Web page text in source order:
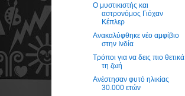
Ο μυστικιστής και
αστρονόμος Γιόχαν
Κέπλερ
Ανακαλύφθηκε νέο αμφίβιο
στην Ινδία
Τρόποι για να δεις πιο θετικά
τη ζωή
Ανέστησαν φυτό ηλικίας
30.000 ετών